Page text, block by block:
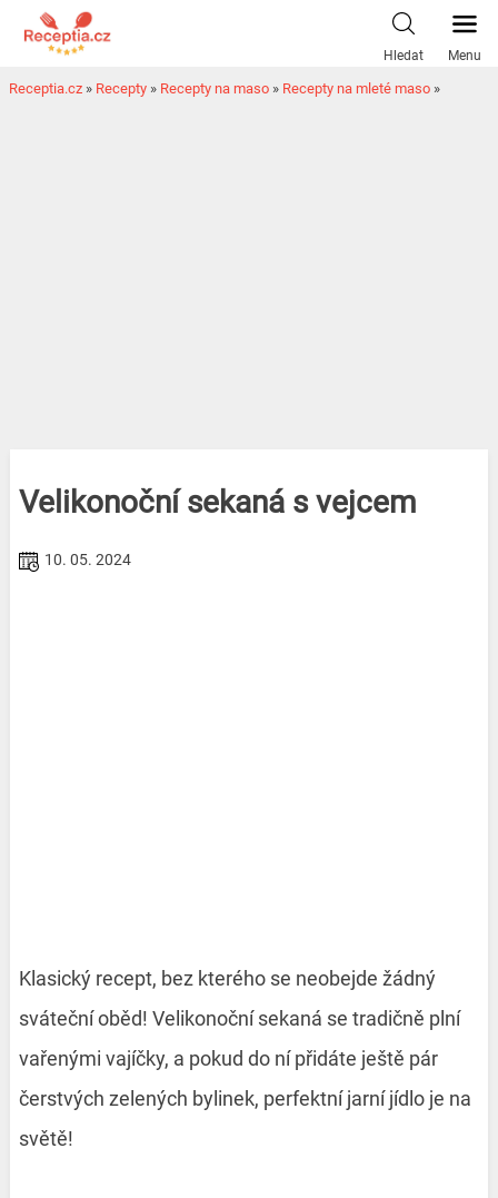
Hledat Menu
Receptia.cz » Recepty » Recepty na maso » Recepty na mleté maso »
Velikonoční sekaná s vejcem
10. 05. 2024
Klasický recept, bez kterého se neobejde žádný
sváteční oběd! Velikonoční sekaná se tradičně plní
vařenými vajíčky, a pokud do ní přidáte ještě pár
čerstvých zelených bylinek, perfektní jarní jídlo je na
světě!